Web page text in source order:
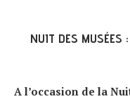
NUIT DES MUSÉES :
A l’occasion de la